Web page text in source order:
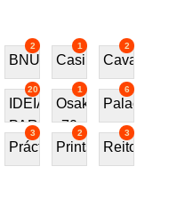
2
BNU
1
Casino
2
Cavalos
20
IDEIAS
PARA
PRESENTE
1
Osaka
70
6
Palace
3
Práctica
2
Prints
3
Reitoria